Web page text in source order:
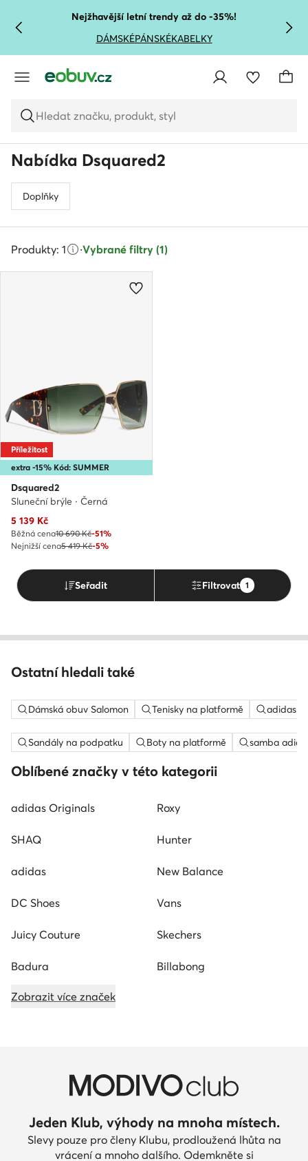
PŘEJÍT NA HLAVNÍ OBSAH
PŘEJÍT NA VYHLEDÁVÁNÍ
Nejžhavější letní trendy až do -35%!
DÁMSKÉPÁNSKÉKABELKY
Hledat značku, produkt, styl
Nabídka Dsquared2
Doplňky
Produkty: 1 ·Vybrané filtry (1)
extra -15% Kód: SUMMER
Příležitost
Dsquared2
Sluneční brýle · Černá
Aktuální cena
5 139 Kč
Běžná cena10 690 Kč-51%
Nejnižší cena5 419 Kč-5%
Seřadit Filtrovat 1
Ostatní hledali také
Dámská obuv Salomon Tenisky na platformě adidas
Sandály na podpatku Boty na platformě samba
Oblíbené značky v této kategorii
adidas Originals Roxy
SHAQ Hunter
adidas New Balance
DC Shoes Vans
Juicy Couture Skechers
Badura Billabong
Zobrazit více značek
Jeden Klub, výhody na mnoha místech.
Slevy pouze pro členy Klubu, prodloužená lhůta na
vrácení a mnoho dalšího. Odemkněte si